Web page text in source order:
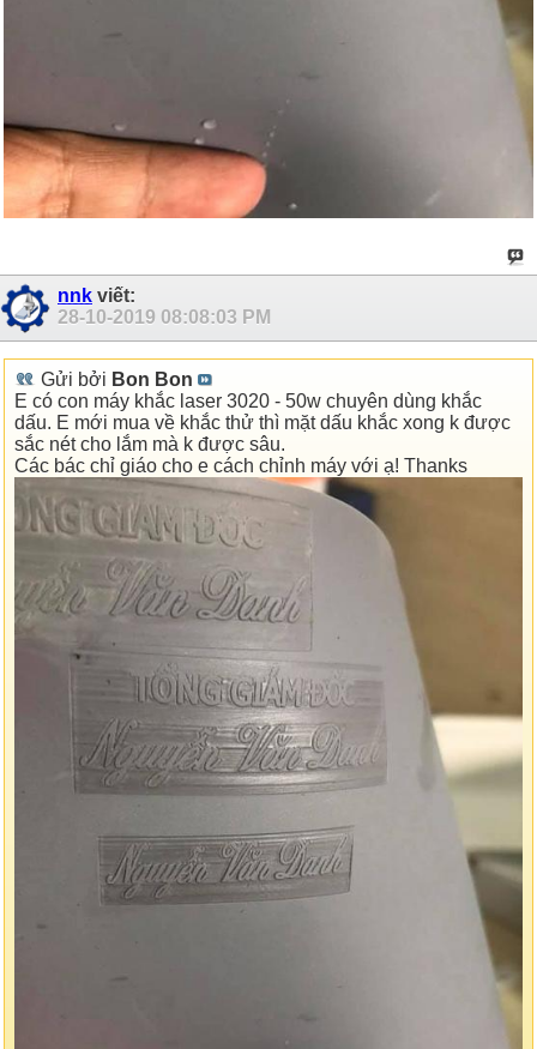
nnk viết:
28-10-2019 08:08:03 PM
Gửi bởi Bon Bon
E có con máy khắc laser 3020 - 50w chuyên dùng khắc
dấu. E mới mua về khắc thử thì mặt dấu khắc xong k được
sắc nét cho lắm mà k được sâu.
Các bác chỉ giáo cho e cách chỉnh máy với ạ! Thanks